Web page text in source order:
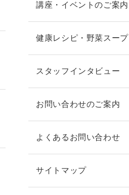
講座・イベントのご案内
健康レシピ・野菜スープ
スタッフインタビュー
お問い合わせのご案内
よくあるお問い合わせ
サイトマップ